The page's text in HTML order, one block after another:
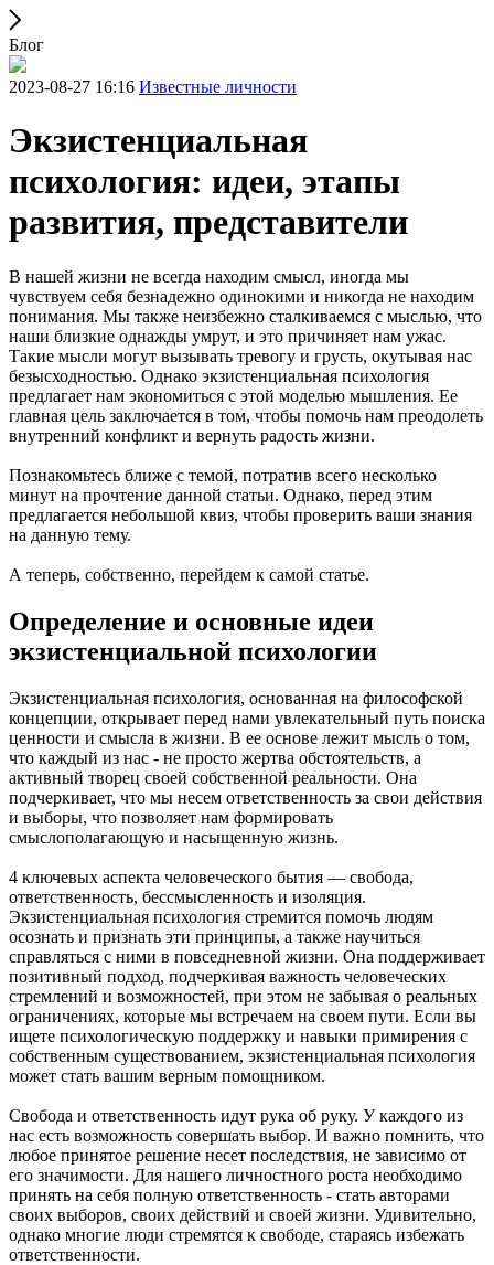
Блог
2023-08-27 16:16 Известные личности
Экзистенциальная
психология: идеи, этапы
развития, представители
В нашей жизни не всегда находим смысл, иногда мы
чувствуем себя безнадежно одинокими и никогда не находим
понимания. Мы также неизбежно сталкиваемся с мыслью, что
наши близкие однажды умрут, и это причиняет нам ужас.
Такие мысли могут вызывать тревогу и грусть, окутывая нас
безысходностью. Однако экзистенциальная психология
предлагает нам экономиться с этой моделью мышления. Ее
главная цель заключается в том, чтобы помочь нам преодолеть
внутренний конфликт и вернуть радость жизни.
Познакомьтесь ближе с темой, потратив всего несколько
минут на прочтение данной статьи. Однако, перед этим
предлагается небольшой квиз, чтобы проверить ваши знания
на данную тему.
А теперь, собственно, перейдем к самой статье.
Определение и основные идеи
экзистенциальной психологии
Экзистенциальная психология, основанная на философской
концепции, открывает перед нами увлекательный путь поиска
ценности и смысла в жизни. В ее основе лежит мысль о том,
что каждый из нас - не просто жертва обстоятельств, а
активный творец своей собственной реальности. Она
подчеркивает, что мы несем ответственность за свои действия
и выборы, что позволяет нам формировать
смыслополагающую и насыщенную жизнь.
4 ключевых аспекта человеческого бытия — свобода,
ответственность, бессмысленность и изоляция.
Экзистенциальная психология стремится помочь людям
осознать и признать эти принципы, а также научиться
справляться с ними в повседневной жизни. Она поддерживает
позитивный подход, подчеркивая важность человеческих
стремлений и возможностей, при этом не забывая о реальных
ограничениях, которые мы встречаем на своем пути. Если вы
ищете психологическую поддержку и навыки примирения с
собственным существованием, экзистенциальная психология
может стать вашим верным помощником.
Свобода и ответственность идут рука об руку. У каждого из
нас есть возможность совершать выбор. И важно помнить, что
любое принятое решение несет последствия, не зависимо от
его значимости. Для нашего личностного роста необходимо
принять на себя полную ответственность - стать авторами
своих выборов, своих действий и своей жизни. Удивительно,
однако многие люди стремятся к свободе, стараясь избежать
ответственности.